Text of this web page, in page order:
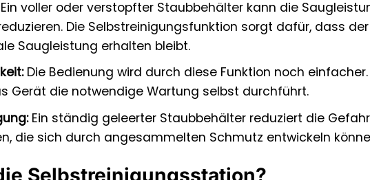
voller oder verstopfter Staubbehälter kann die
Die Selbstreinigungsfunktion sorgt dafür, dass
Saugleistung erhalten bleibt.
Die Bedienung wird durch diese Funktion noch
Gerät die notwendige Wartung selbst durchführt.
Ein ständig geleerter Staubbehälter reduziert die
die sich durch angesammelten Schmutz entwickeln
Selbstreinigungsstation?